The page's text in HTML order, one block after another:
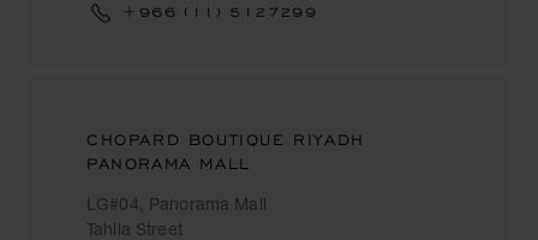
+966 (11) 5127299
CHOPARD BOUTIQUE RIYADH
PANORAMA MALL
LG#04, Panorama Mall
Tahlia Street